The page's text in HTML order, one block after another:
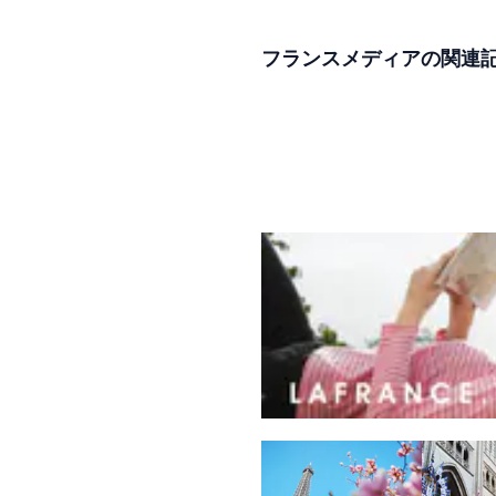
フランスメディアの関連